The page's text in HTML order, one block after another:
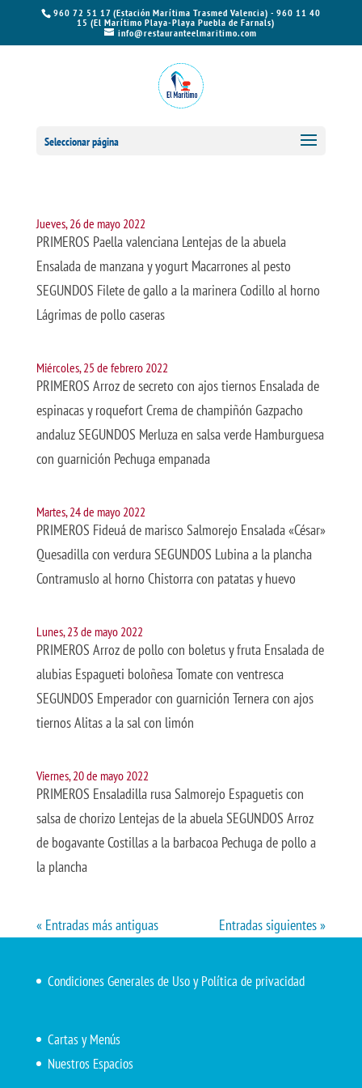
960 72 51 17 (Estación Marítima Trasmed Valencia) - 960 11 40
15 (El Marítimo Playa-Playa Puebla de Farnals)
info@restauranteelmaritimo.com
Seleccionar página
Jueves, 26 de mayo 2022
PRIMEROS Paella valenciana Lentejas de la abuela
Ensalada de manzana y yogurt Macarrones al pesto
SEGUNDOS Filete de gallo a la marinera Codillo al horno
Lágrimas de pollo caseras
Miércoles, 25 de febrero 2022
PRIMEROS Arroz de secreto con ajos tiernos Ensalada de
espinacas y roquefort Crema de champiñón Gazpacho
andaluz SEGUNDOS Merluza en salsa verde Hamburguesa
con guarnición Pechuga empanada
Martes, 24 de mayo 2022
PRIMEROS Fideuá de marisco Salmorejo Ensalada «César»
Quesadilla con verdura SEGUNDOS Lubina a la plancha
Contramuslo al horno Chistorra con patatas y huevo
Lunes, 23 de mayo 2022
PRIMEROS Arroz de pollo con boletus y fruta Ensalada de
alubias Espagueti boloñesa Tomate con ventresca
SEGUNDOS Emperador con guarnición Ternera con ajos
tiernos Alitas a la sal con limón
Viernes, 20 de mayo 2022
PRIMEROS Ensaladilla rusa Salmorejo Espaguetis con
salsa de chorizo Lentejas de la abuela SEGUNDOS Arroz
de bogavante Costillas a la barbacoa Pechuga de pollo a
la plancha
« Entradas más antiguas Entradas siguientes »
Condiciones Generales de Uso y Política de privacidad
Cartas y Menús
Nuestros Espacios